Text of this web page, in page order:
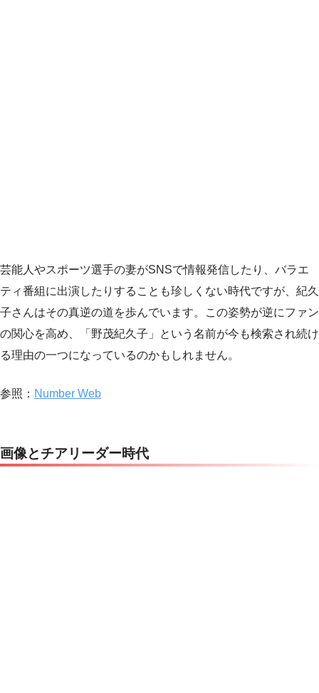
芸能人やスポーツ選手の妻がSNSで情報発信したり、バラエ
ティ番組に出演したりすることも珍しくない時代ですが、紀久
子さんはその真逆の道を歩んでいます。この姿勢が逆にファン
の関心を高め、「野茂紀久子」という名前が今も検索され続け
る理由の一つになっているのかもしれません。
参照： Number Web
画像とチアリーダー時代